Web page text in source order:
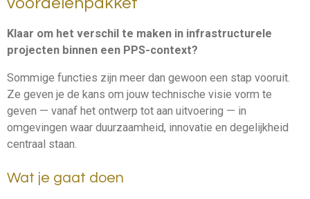
Klaar om het verschil te maken in infrastructurele
projecten binnen een PPS-context?
Sommige functies zijn meer dan gewoon een stap vooruit.
Ze geven je de kans om jouw technische visie vorm te
geven — vanaf het ontwerp tot aan uitvoering — in
omgevingen waar duurzaamheid, innovatie en degelijkheid
centraal staan.
Wat je gaat doen